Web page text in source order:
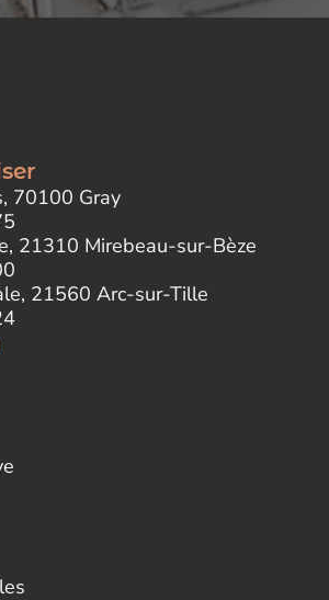
70100 Gray
21310 Mirebeau-sur-Bèze
21560 Arc-sur-Tille